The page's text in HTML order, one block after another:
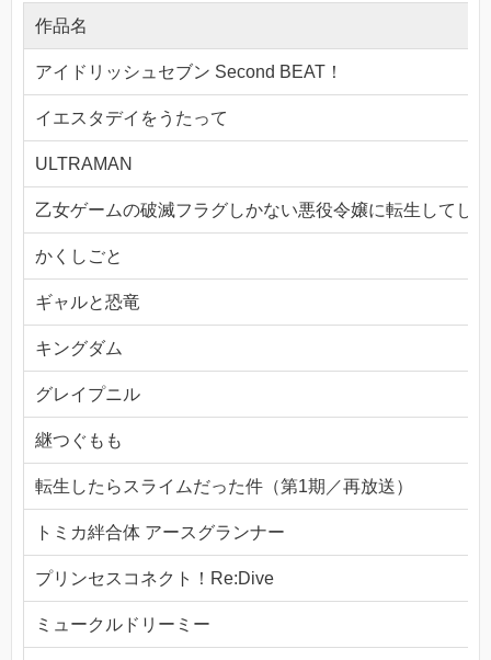
作品名
アイドリッシュセブン Second BEAT！
イエスタデイをうたって
ULTRAMAN
乙女ゲームの破滅フラグしかない悪役令嬢に転生してし
かくしごと
ギャルと恐竜
キングダム
グレイプニル
継つぐもも
転生したらスライムだった件（第1期／再放送）
トミカ絆合体 アースグランナー
プリンセスコネクト！Re:Dive
ミュークルドリーミー